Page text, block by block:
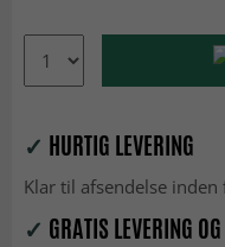
✓ HURTIG LEVERING
Klar til afsendelse
✓ GRATIS LEVERING